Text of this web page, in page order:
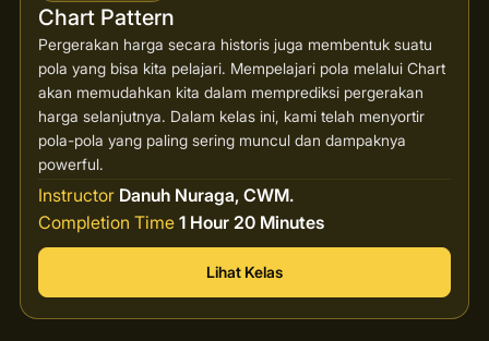
Chart Pattern
Pergerakan harga secara historis juga membentuk suatu
pola yang bisa kita pelajari. Mempelajari pola melalui Chart
akan memudahkan kita dalam memprediksi pergerakan
harga selanjutnya. Dalam kelas ini, kami telah menyortir
pola-pola yang paling sering muncul dan dampaknya
powerful.
Instructor Danuh Nuraga, CWM.
Completion Time 1 Hour 20 Minutes
Lihat Kelas